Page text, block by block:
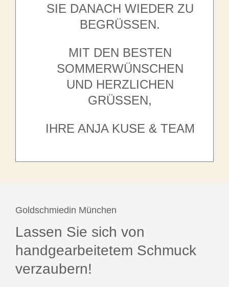
SIE DANACH WIEDER ZU
BEGRÜSSEN.
MIT DEN BESTEN
SOMMERWÜNSCHEN
UND HERZLICHEN
GRÜSSEN,
IHRE ANJA KUSE & TEAM
Goldschmiedin München
Lassen Sie sich von
handgearbeitetem Schmuck
verzaubern!